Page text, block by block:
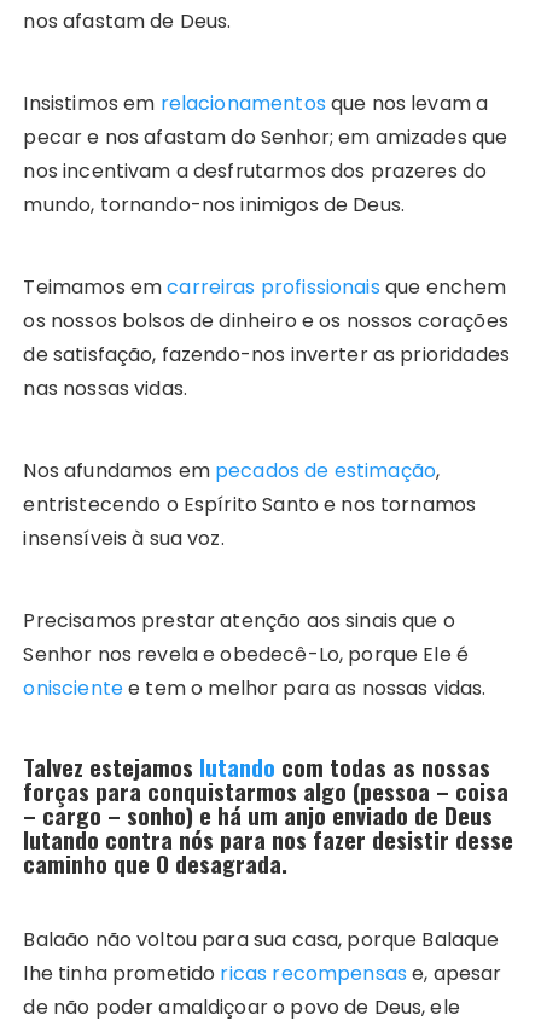
nos afastam de Deus.
Insistimos em relacionamentos que nos levam a
pecar e nos afastam do Senhor; em amizades que
nos incentivam a desfrutarmos dos prazeres do
mundo, tornando-nos inimigos de Deus.
Teimamos emcarreiras profissionais que enchem
os nossos bolsos de dinheiro e os nossos corações
de satisfação, fazendo-nos inverter as prioridades
nas nossas vidas.
Nos afundamos em pecados de estimação,
entristecendo o Espírito Santo e nos tornamos
insensíveis à sua voz.
Precisamos prestar atenção aos sinais que o
Senhor nos revela e obedecê-Lo, porque Ele é
oniscientee tem o melhor para as nossas vidas.
Talvez estejamos lutando com todas as nossas
forças para conquistarmos algo (pessoa – coisa
– cargo – sonho) e há um anjo enviado de Deus
lutando contra nós para nos fazer desistir desse
caminho que O desagrada.
Balaão não voltou para sua casa, porque Balaque
lhe tinha prometido ricas recompensas e, apesar
de não poder amaldiçoar o povo de Deus, ele